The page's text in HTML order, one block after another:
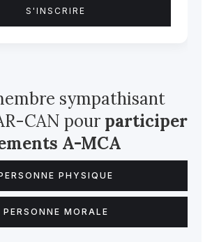
sympathisant
CAN pour participer
A-MCA
PHYSIQUE
PERSONNE MORALE